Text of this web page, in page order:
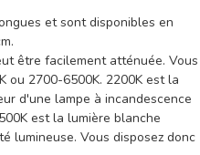
et sont disponibles en
être facilement atténuée. Vous
ou 2700-6500K. 2200K est la
d'une lampe à incandescence
est la lumière blanche
lumineuse. Vous disposez donc